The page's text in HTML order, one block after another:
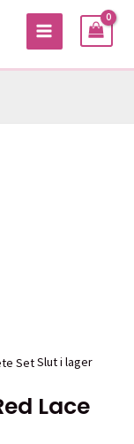
MAIN
Slut i lager
Lace